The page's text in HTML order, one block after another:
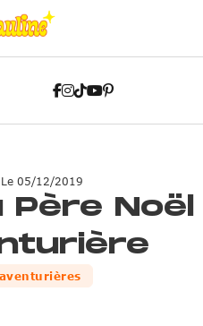
Suivez-nous sur
Suivez-nous sur
Suivez-nous sur
Suivez-nous sur
Suivez-nous
Le 05/12/2019
Père Noël